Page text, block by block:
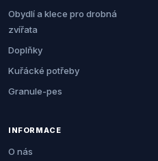
Obydlí a klece pro drobná
zvířata
Doplňky
Kuřácké potřeby
Granule-pes
INFORMACE
O nás